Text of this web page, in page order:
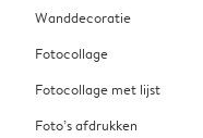
Wanddecoratie
Fotocollage
Fotocollage met lijst
Foto’s afdrukken